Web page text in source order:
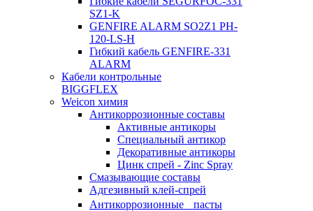
SZ1-K
GENFIRE ALARM SO2Z1 PH-
120-LS-H
Гибкий кабель GENFIRE-331
ALARM
Кабели контрольные
BIGGFLEX
Weicon химия
Антикоррозионные составы
Активные антикоры
Специальный антикор
Декоративные антикоры
Цинк спрей - Zinc Spray
Смазывающие составы
Адгезивный клей-спрей
Антикоррозионные пасты